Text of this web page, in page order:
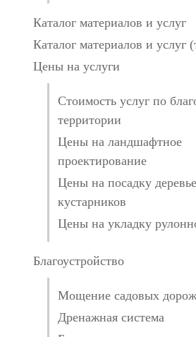
Каталог материалов и услуг
Каталог материалов и услуг
Цены на услуги
Стоимость услуг по
территории
Цены на ландшафтное
проектирование
Цены на посадку
кустарников
Цены на укладку
Благоустройство
Мощение садовых
Дренажная система